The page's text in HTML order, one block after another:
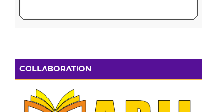
COLLABORATION